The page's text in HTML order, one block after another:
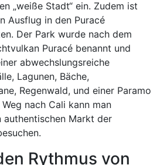
„weiße Stadt“ ein. Zudem ist
Ausflug in den Puracé
Der Park wurde nach dem
Puracé benannt und
abwechslungsreiche
Lagunen, Bäche,
Regenwald, und einer Paramo
nach Cali kann man
authentischen Markt der
Rythmus von